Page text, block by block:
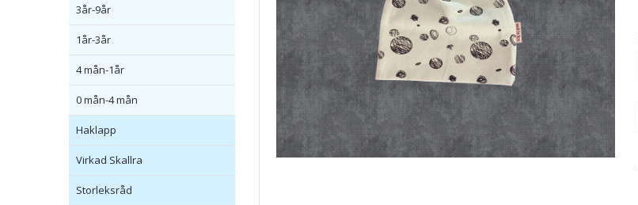
3år-9år
1år-3år
4 mån-1år
0 mån-4 mån
Haklapp
Virkad Skallra
Storleksråd